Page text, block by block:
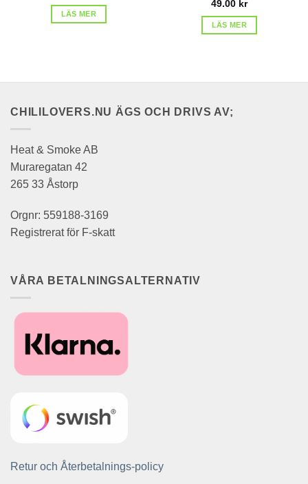
LÄS MER
49.00 kr
LÄS MER
CHILILOVERS.NU ÄGS OCH DRIVS AV;
Heat & Smoke AB
Muraregatan 42
265 33 Åstorp
Orgnr: 559188-3169
Registrerat för F-skatt
VÅRA BETALNINGSALTERNATIV
Retur och Återbetalnings-policy